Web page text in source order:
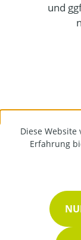
und
Diese Website
Erfahrung